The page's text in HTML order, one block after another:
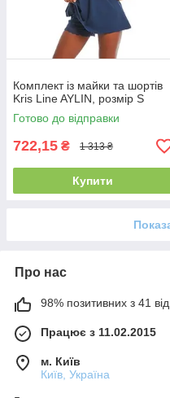
Комплект із майки та шортів
Kris Line AYLIN, розмір S
Готово до відправки
722,15 ₴ 1 313 ₴
Купити
Про нас
98% позитивних з 41
Працює з 11.02.2015
м. Київ
Київ, Україна